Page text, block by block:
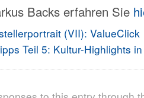
Backs erfahren Sie
(VII): ValueClick
Teil 5: Kultur-Highlights